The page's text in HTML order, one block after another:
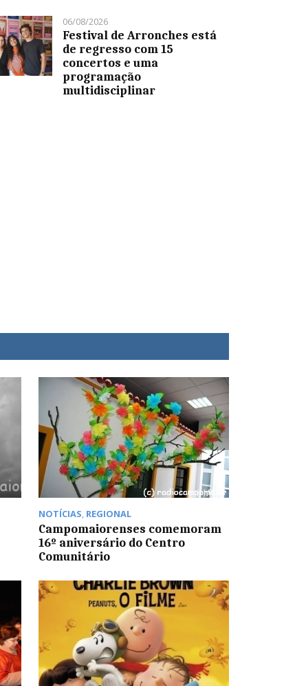
06/08/2026
Festival de Arronches está
de regresso com 15
concertos e uma
programação
multidisciplinar
NOTÍCIAS, REGIONAL
Campomaiorenses comemoram
16º aniversário do Centro
Comunitário